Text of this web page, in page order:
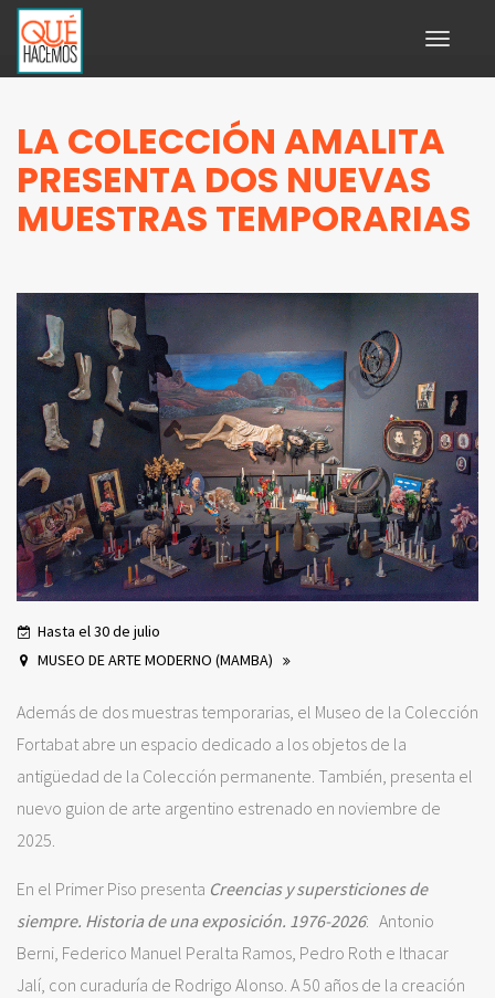
Toggle
LA COLECCIÓN AMALITA
PRESENTA DOS NUEVAS
MUESTRAS TEMPORARIAS
Hasta el 30 de julio
MUSEO DE ARTE MODERNO (MAMBA)
Además de dos muestras temporarias, el Museo de la Colección
Fortabat abre un espacio dedicado a los objetos de la
antigüedad de la Colección permanente. También, presenta el
nuevo guion de arte argentino estrenado en noviembre de
2025.
En el Primer Piso presenta Creencias y supersticiones de
siempre. Historia de una exposición. 1976-2026: Antonio
Berni, Federico Manuel Peralta Ramos, Pedro Roth e Ithacar
Jalí, con curaduría de Rodrigo Alonso. A 50 años de la creación